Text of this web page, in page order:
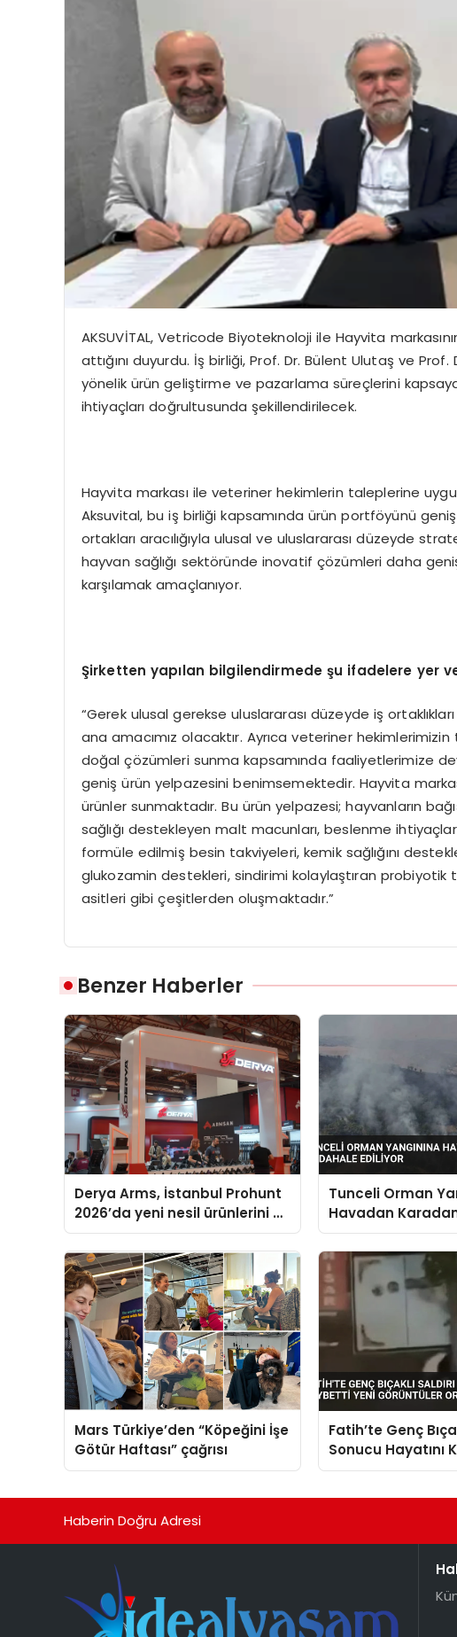
AKSUVİTAL, Vetricode Biyoteknoloji ile Hayvita
attığını duyurdu. İş birliği, Prof. Dr. Bülent Ulutaş ve
yönelik ürün geliştirme ve pazarlama süreçlerini
ihtiyaçları doğrultusunda şekillendirilecek.
Hayvita markası ile veteriner hekimlerin taleplerine
Aksuvital, bu iş birliği kapsamında ürün portföyünü
ortakları aracılığıyla ulusal ve uluslararası düzeyde
hayvan sağlığı sektöründe inovatif çözümleri daha
karşılamak amaçlanıyor.
Şirketten yapılan bilgilendirmede şu ifadelere yer
“Gerek ulusal gerekse uluslararası düzeyde iş
ana amacımız olacaktır. Ayrıca veteriner
doğal çözümleri sunma kapsamında faaliyetlerimize
geniş ürün yelpazesini benimsemektedir. Hayvita
ürünler sunmaktadır. Bu ürün yelpazesi; hayvanların
sağlığı destekleyen malt macunları, beslenme
formüle edilmiş besin takviyeleri, kemik sağlığını
glukozamin destekleri, sindirimi kolaylaştıran probiyotik
asitleri gibi çeşitlerden oluşmaktadır.”
Benzer Haberler
Derya Arms, İstanbul Prohunt
2026’da yeni nesil ürünlerini ve
global marka vizyonunu
sergiledi
Tunceli Orman
Havadan
Ediliyor
Mars Türkiye’den “Köpeğini İşe
Götür Haftası” çağrısı
Fatih’te Genç
Sonucu Hayatını
Görüntüler Ortaya
Haberin Doğru Adresi